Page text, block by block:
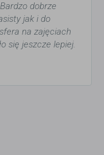
dobrze
jak i do
na zajęciach
się jeszcze lepiej.